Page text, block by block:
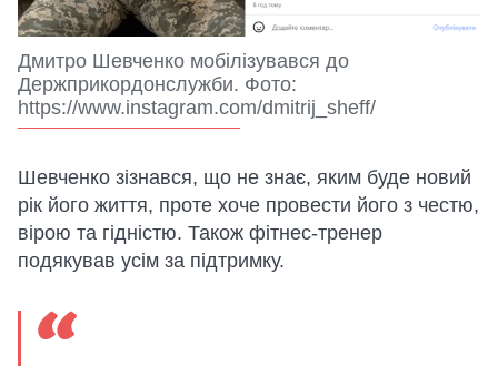
Дмитро Шевченко мобілізувався до
Держприкордонслужби. Фото:
https://www.instagram.com/dmitrij_sheff/
Шевченко зізнався, що не знає, яким буде новий
рік його життя, проте хоче провести його з честю,
вірою та гідністю. Також фітнес-тренер
подякував усім за підтримку.